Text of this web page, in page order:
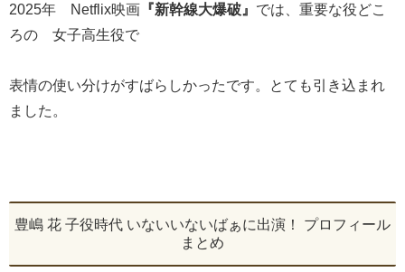
2025年 Netflix映画 『新幹線大爆破』 では、重要な役どこ
ろの 女子高生役で
表情の使い分けがすばらしかったです。とても引き込まれ
ました。
豊嶋 花 子役時代 いないいないばぁに出演！ プロフィール
まとめ